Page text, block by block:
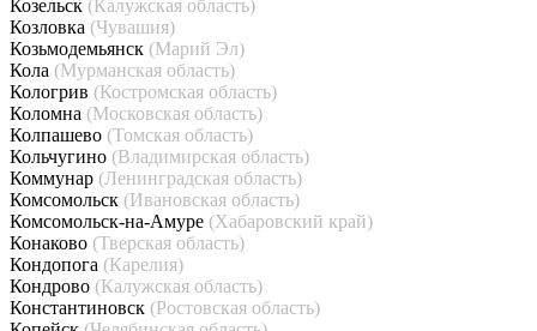
Козельск (Калужская область)
Козловка (Чувашия)
Козьмодемьянск (Марий Эл)
Кола (Мурманская область)
Кологрив (Костромская область)
Коломна (Московская область)
Колпашево (Томская область)
Кольчугино (Владимирская область)
Коммунар (Ленинградская область)
Комсомольск (Ивановская область)
Комсомольск-на-Амуре (Хабаровский край)
Конаково (Тверская область)
Кондопога (Карелия)
Кондрово (Калужская область)
Константиновск (Ростовская область)